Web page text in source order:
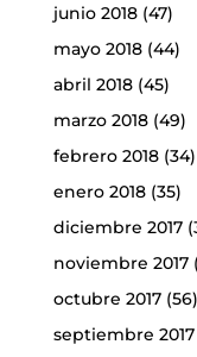
junio 2018(47)
mayo 2018(44)
abril 2018(45)
marzo 2018(49)
febrero 2018(34)
enero 2018(35)
diciembre 2017
noviembre 2017
octubre 2017(56)
septiembre 2017